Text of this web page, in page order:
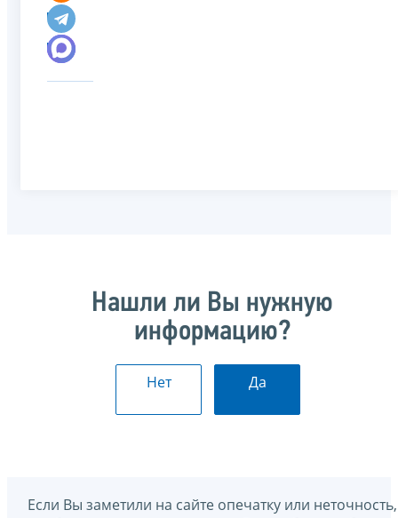
Нашли ли Вы нужную
информацию?
Нет Да
Если Вы заметили на сайте опечатку или неточность,